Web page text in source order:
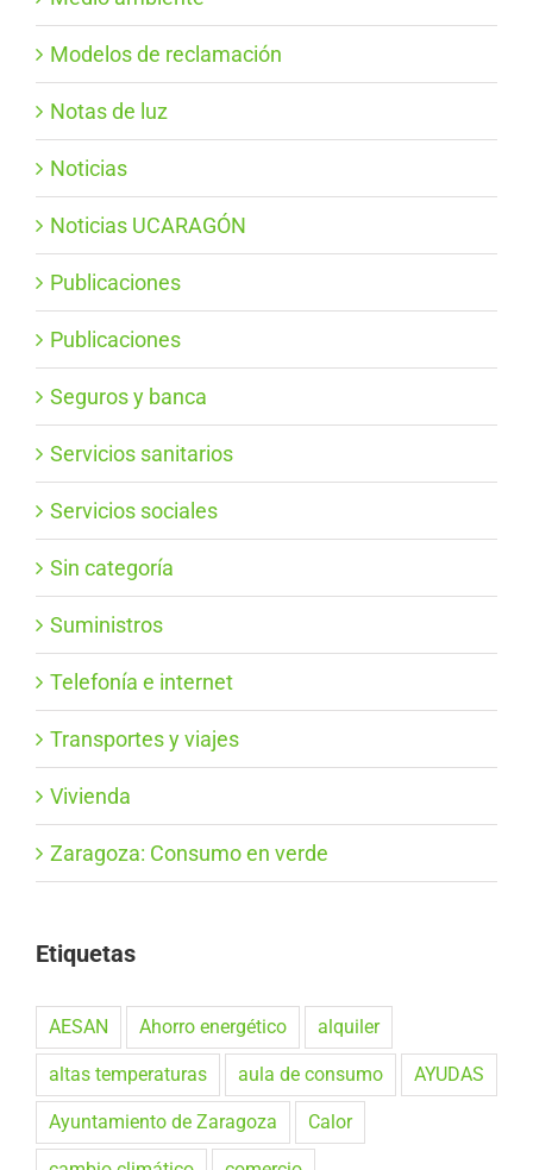
Modelos de reclamación
Notas de luz
Noticias
Noticias UCARAGÓN
Publicaciones
Publicaciones
Seguros y banca
Servicios sanitarios
Servicios sociales
Sin categoría
Suministros
Telefonía e internet
Transportes y viajes
Vivienda
Zaragoza: Consumo en verde
Etiquetas
AESAN Ahorro energético alquiler
altas temperaturas aula de consumo AYUDAS
Ayuntamiento de Zaragoza Calor